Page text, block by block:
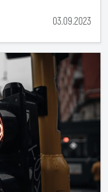
03.09.2023